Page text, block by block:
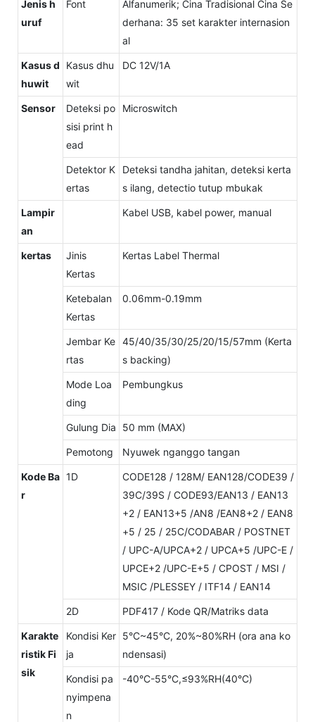
Jenis h
uruf
Font
Alfanumerik; Cina Tradisional Cina Se
derhana: 35 set karakter internasion
al
Kasus d
huwit
Kasus dhu
wit
DC 12V/1A
Sensor
Deteksi po
sisi print h
ead
Microswitch
Detektor K
ertas
Deteksi tandha jahitan, deteksi kerta
s ilang, detectio tutup mbukak
Lampir
an
Kabel USB, kabel power, manual
kertas
Jinis
Kertas
Kertas Label Thermal
Ketebalan
Kertas
0.06mm-0.19mm
Jembar Ke
rtas
45/40/35/30/25/20/15/57mm (Kerta
s backing)
Mode Loa
ding
Pembungkus
Gulung Dia 50 mm (MAX)
Pemotong Nyuwek nganggo tangan
Kode Ba
r
1D
CODE128 / 128M/ EAN128/CODE39 /
39C/39S / CODE93/EAN13 / EAN13
+2 / EAN13+5 /AN8 /EAN8+2 / EAN8
+5 / 25 / 25C/CODABAR / POSTNET
/ UPC-A/UPCA+2 / UPCA+5 /UPC-E /
UPCE+2 /UPC-E+5 / CPOST / MSI /
MSIC /PLESSEY / ITF14 / EAN14
2D PDF417 / Kode QR/Matriks data
Karakte
ristik Fi
sik
Kondisi Ker
ja
5°C~45°C, 20%~80%RH (ora ana ko
ndensasi)
Kondisi pa
nyimpena
n
-40°C-55°C,≤93%RH(40°C)